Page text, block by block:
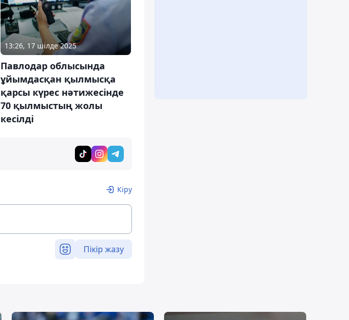
13:26, 17 шілде 2025
Павлодар облысында
ұйымдасқан қылмысқа
қарсы күрес нәтижесінде
70 қылмыстың жолы
кесілді
Кіру
Пікір жазу